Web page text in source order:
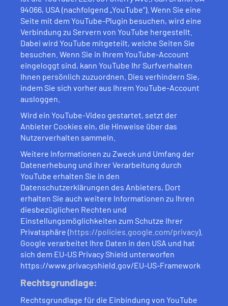
94066, USA (nachfolgend „YouTube“). Wenn Sie eine
Seite mit dem YouTube-Plugin besuchen, wird eine
Verbindung zu Servern von YouTube hergestellt.
Dabei wird YouTube mitgeteilt, welche Seiten Sie
besuchen. Wenn Sie in Ihrem YouTube-Account
eingeloggt sind, kann YouTube Ihr Surfverhalten
Ihnen persönlich zuzuordnen. Dies verhindern Sie,
indem Sie sich vorher aus Ihrem YouTube-Account
ausloggen.
Wird ein YouTube-Video gestartet, setzt der
Anbieter Cookies ein, die Hinweise über das
Nutzerverhalten sammeln.
Weitere Informationen zu Zweck und Umfang der
Datenerhebung und ihrer Verarbeitung durch
YouTube erhalten Sie in den
Datenschutzerklärungen des Anbieters, Dort
erhalten Sie auch weitere Informationen zu Ihren
diesbezüglichen Rechten und
Einstellungsmöglichkeiten zum Schutze Ihrer
Privatsphäre (https://policies.google.com/privacy).
Google verarbeitet Ihre Daten in den USA und hat
sich dem EU-US Privacy Shield unterworfen
https://www.privacyshield.gov/EU-US-Framework
Rechtsgrundlage:
Rechtsgrundlage für die Einbindung von YouTube